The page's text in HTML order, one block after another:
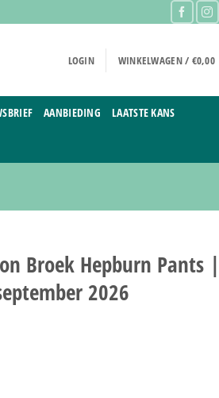
LOGIN WINKELWAGEN / €0,00
AANBIEDING LAATSTE KANS
Broek Hepburn Pants |
2026